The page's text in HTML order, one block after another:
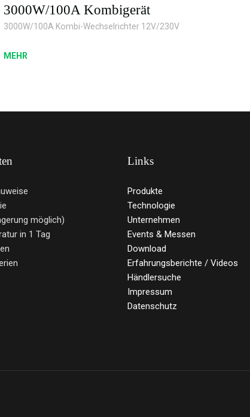
3000W/100A Kombigerät
3000W/100A Kombi-Wechselrichter 12V/230V
MEHR
möglich)
in 1 Tag
Links
Produkte
Technologie
Unternehmen
Events & Messen
Download
Erfahrungsberichte / Videos
Händlersuche
Impressum
Datenschutz